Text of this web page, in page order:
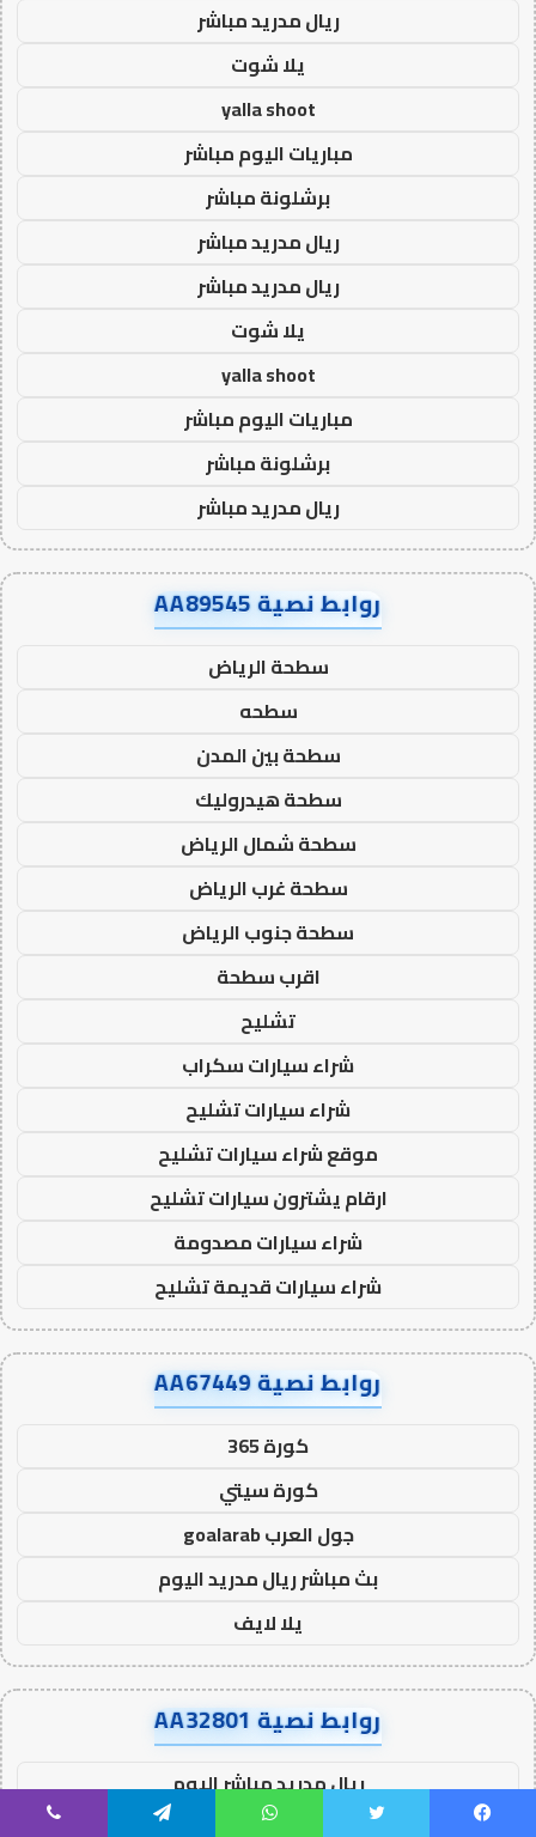
ريال مدريد مباشر
يلا شوت
yalla shoot
مباريات اليوم مباشر
برشلونة مباشر
ريال مدريد مباشر
ريال مدريد مباشر
يلا شوت
yalla shoot
مباريات اليوم مباشر
برشلونة مباشر
ريال مدريد مباشر
روابط نصية AA89545
سطحة الرياض
سطحه
سطحة بين المدن
سطحة هيدروليك
سطحة شمال الرياض
سطحة غرب الرياض
سطحة جنوب الرياض
اقرب سطحة
تشليح
شراء سيارات سكراب
شراء سيارات تشليح
موقع شراء سيارات تشليح
ارقام يشترون سيارات تشليح
شراء سيارات مصدومة
شراء سيارات قديمة تشليح
روابط نصية AA67449
كورة 365
كورة سيتي
جول العرب goalarab
بث مباشر ريال مدريد اليوم
يلا لايف
روابط نصية AA32801
ريال مدريد مباشر اليوم
برشلونة مباشر اليوم